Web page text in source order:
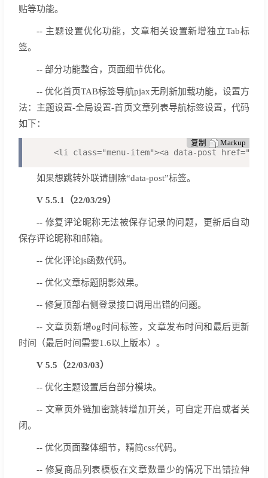
贴等功能。
-- 主题设置优化功能，文章相关设置新增独立Tab标
签。
-- 部分功能整合，页面细节优化。
-- 优化首页TAB标签导航pjax无刷新加载功能，设置方
法：主题设置-全局设置-首页文章列表导航标签设置，代码
如下：
Markup
复制
<li class="menu-item"><a data-post href="/
如果想跳转外联请删除“data-post”标签。
V 5.5.1（22/03/29）
-- 修复评论昵称无法被保存记录的问题，更新后自动
保存评论昵称和邮箱。
-- 优化评论js函数代码。
-- 优化文章标题阴影效果。
-- 修复顶部右侧登录接口调用出错的问题。
-- 文章页新增og时间标签，文章发布时间和最后更新
时间（最后时间需要1.6以上版本）。
V 5.5（22/03/03）
-- 优化主题设置后台部分模块。
-- 文章页外链加密跳转增加开关，可自定开启或者关
闭。
-- 优化页面整体细节，精简css代码。
-- 修复商品列表模板在文章数量少的情况下出错拉伸